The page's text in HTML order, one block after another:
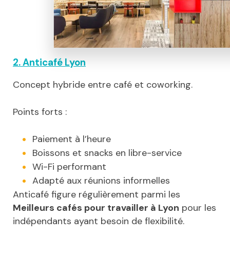
2. Anticafé Lyon
Concept hybride entre café et coworking.
Points forts :
Paiement à l’heure
Boissons et snacks en libre-service
Wi-Fi performant
Adapté aux réunions informelles
Anticafé figure régulièrement parmi les
Meilleurs cafés pour travailler à Lyon pour les
indépendants ayant besoin de flexibilité.